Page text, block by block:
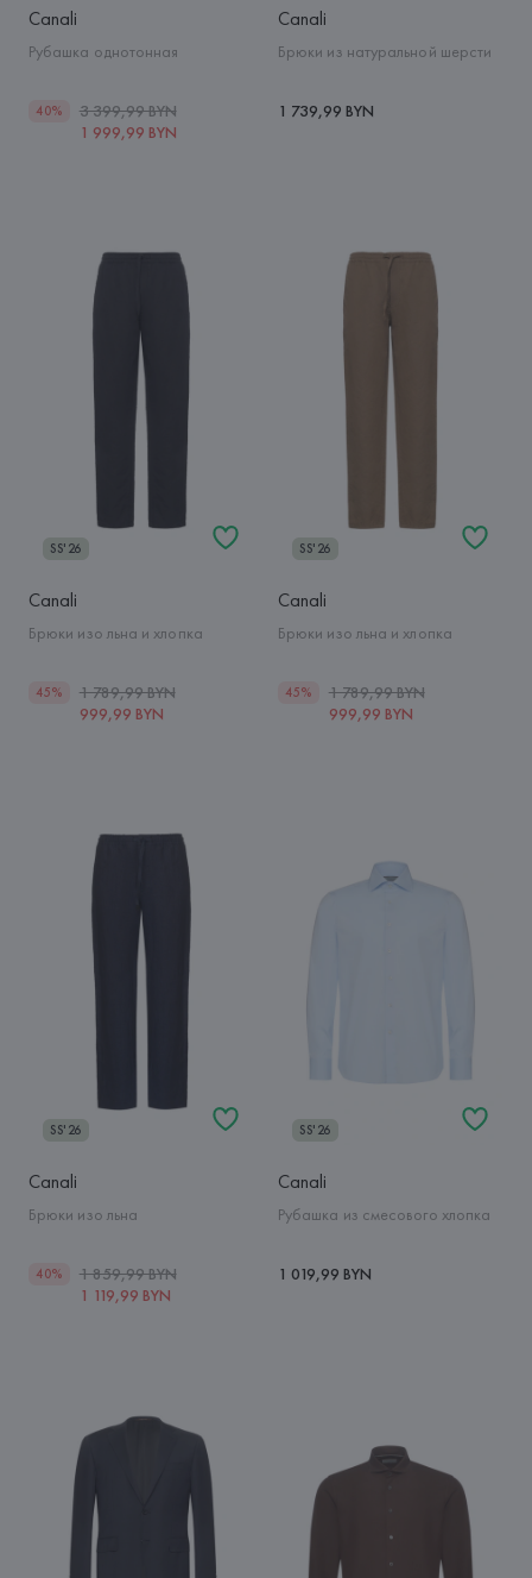
Canali
Рубашка однотонная
40%
3 399,99 BYN
1 999,99 BYN
Canali
Брюки из натуральной шерсти
1 739,99 BYN
SS'26
Canali
Брюки изо льна и хлопка
45%
1 789,99 BYN
999,99 BYN
SS'26
Canali
Брюки изо льна и хлопка
45%
1 789,99 BYN
999,99 BYN
SS'26
Canali
Брюки изо льна
40%
1 859,99 BYN
1 119,99 BYN
SS'26
Canali
Рубашка из смесового хлопка
1 019,99 BYN